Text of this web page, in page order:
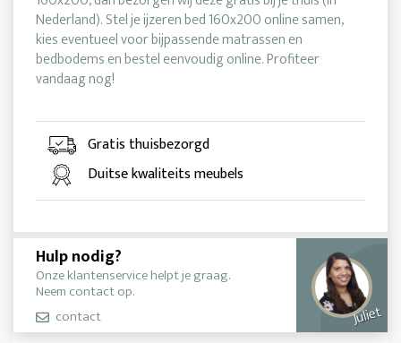
Nederland). Stel je ijzeren bed 160x200 online samen,
kies eventueel voor bijpassende matrassen en
bedbodems en bestel eenvoudig online. Profiteer
vandaag nog!
Gratis thuisbezorgd
Duitse kwaliteits meubels
Hulp nodig?
Onze klantenservice helpt je graag.
Neem contact op.
contact
Juliet